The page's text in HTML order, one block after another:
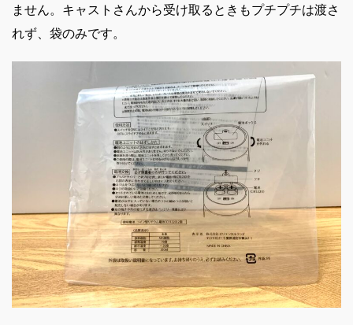
ません。キャストさんから受け取るときもプチプチは渡さ
れず、袋のみです。